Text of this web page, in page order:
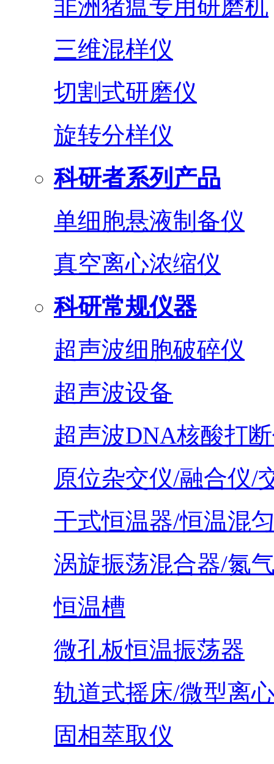
非洲猪瘟专用研磨机
三维混样仪
切割式研磨仪
旋转分样仪
科研者系列产品
单细胞悬液制备仪
真空离心浓缩仪
科研常规仪器
超声波细胞破碎仪
超声波设备
超声波DNA核酸打
原位杂交仪/融合仪/
干式恒温器/恒温混
涡旋振荡混合器/氮
恒温槽
微孔板恒温振荡器
轨道式摇床/微型离
固相萃取仪